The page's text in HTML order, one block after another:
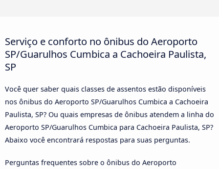
Serviço e conforto no ônibus do Aeroporto
SP/Guarulhos Cumbica a Cachoeira Paulista,
SP
Você quer saber quais classes de assentos estão disponíveis
nos ônibus do Aeroporto SP/Guarulhos Cumbica a Cachoeira
Paulista, SP? Ou quais empresas de ônibus atendem a linha do
Aeroporto SP/Guarulhos Cumbica para Cachoeira Paulista, SP?
Abaixo você encontrará respostas para suas perguntas.
Perguntas frequentes sobre o ônibus do Aeroporto